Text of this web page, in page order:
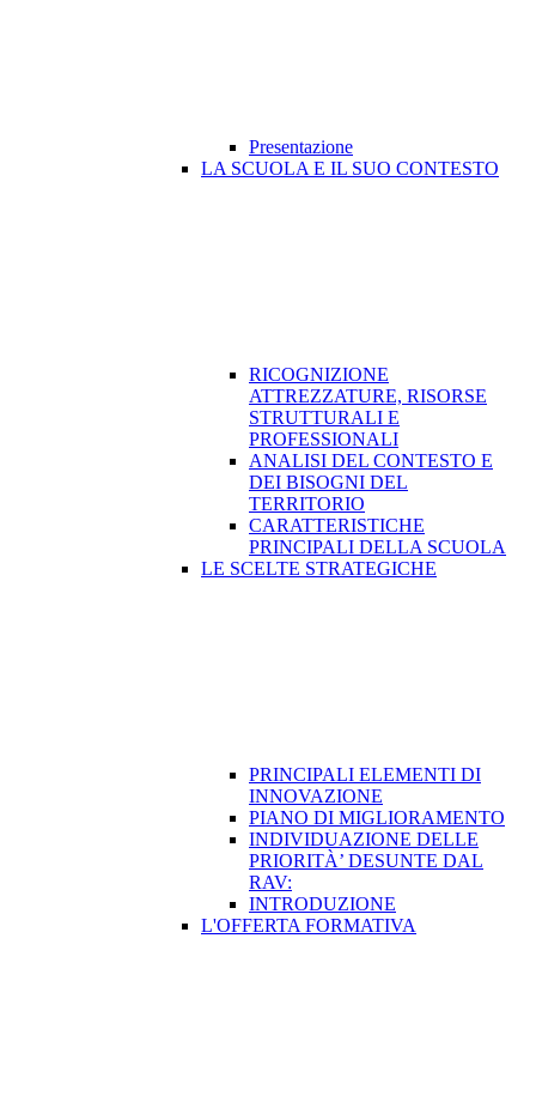
Presentazione
LA SCUOLA E IL SUO CONTESTO
RICOGNIZIONE
ATTREZZATURE, RISORSE
STRUTTURALI E
PROFESSIONALI
ANALISI DEL CONTESTO E
DEI BISOGNI DEL
TERRITORIO
CARATTERISTICHE
PRINCIPALI DELLA SCUOLA
LE SCELTE STRATEGICHE
PRINCIPALI ELEMENTI DI
INNOVAZIONE
PIANO DI MIGLIORAMENTO
INDIVIDUAZIONE DELLE
PRIORITÀ’ DESUNTE DAL
RAV:
INTRODUZIONE
L'OFFERTA FORMATIVA